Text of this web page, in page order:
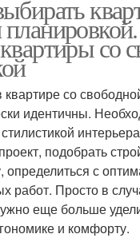
со
со
идентичны.
подобрать
определиться с
работ. Просто в
еще больше
и комфорту.